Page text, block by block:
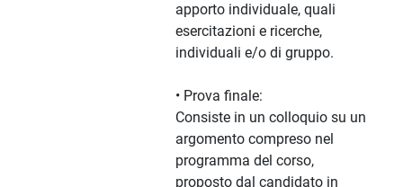
apporto individuale, quali
esercitazioni e ricerche,
individuali e/o di gruppo.
• Prova finale:
Consiste in un colloquio su un
argomento compreso nel
programma del corso,
proposto dal candidato in